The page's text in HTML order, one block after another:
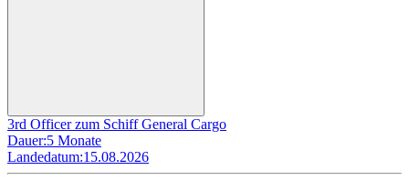
3rd Officer zum Schiff General Cargo
Dauer:5 Monate
Landedatum:15.08.2026